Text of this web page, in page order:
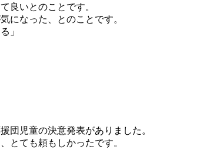
良いとのことです。
になった、とのことです。
」
団児童の決意発表がありました。
とても頼もしかったです。